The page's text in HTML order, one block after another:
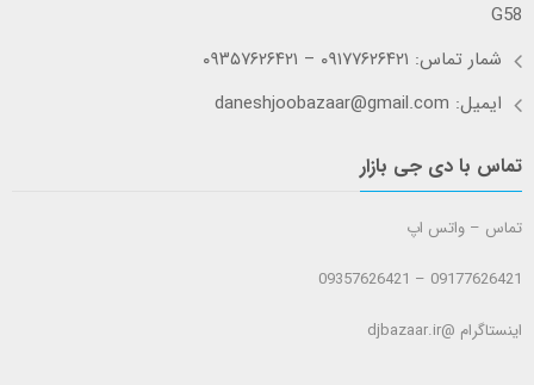
G58
شمار تماس: ۰۹۱۷۷۶۲۶۴۲۱ – ۰۹۳۵۷۶۲۶۴۲۱
ایمیل: daneshjoobazaar@gmail.com
تماس با دی جی بازار
تماس – واتس اپ
09177626421 – 09357626421
اینستاگرام @djbazaar.ir